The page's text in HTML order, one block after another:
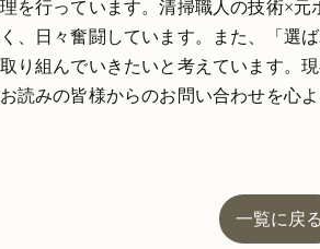
を行っています。清掃職人の技術×
、日々奮闘しています。また、「選
り組んでいきたいと考えています。
読みの皆様からのお問い合わせを心よ
一覧に戻る